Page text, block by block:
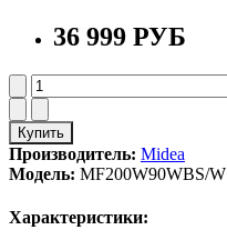
36 999 РУБ
Купить
Производитель: Midea
Модель: MF200W90WBS/W
Характеристики: